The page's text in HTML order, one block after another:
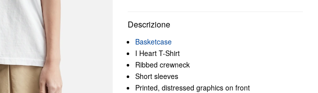
Descrizione
Basketcase
I Heart T-Shirt
Ribbed crewneck
Short sleeves
Printed, distressed graphics on front